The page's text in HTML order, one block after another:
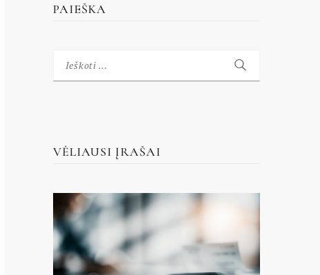
PAIEŠKA
Ieškoti:
VĖLIAUSI ĮRAŠAI